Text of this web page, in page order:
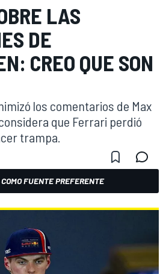
LAS
DE
CREO QUE SON
los comentarios de Max
que Ferrari perdió
trampa.
FUENTE PREFERENTE